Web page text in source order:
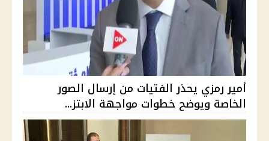
أمير رمزي يحذر الفتيات من إرسال الصور
الخاصة ويوضح خطوات مواجهة الابتز...